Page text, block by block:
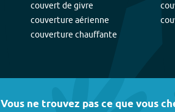
couvert de givre
couverture aérienne
couverture chauffante
Vous ne trouvez pas ce que vous